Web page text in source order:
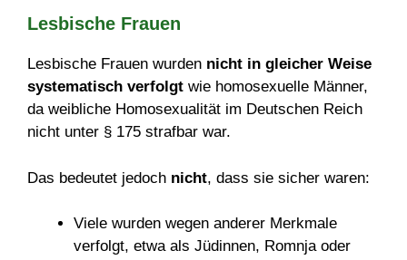
Lesbische Frauen
Lesbische Frauen wurden nicht in gleicher Weise
systematisch verfolgt wie homosexuelle Männer,
da weibliche Homosexualität im Deutschen Reich
nicht unter § 175 strafbar war.
Das bedeutet jedoch nicht, dass sie sicher waren:
Viele wurden wegen anderer Merkmale
verfolgt, etwa als Jüdinnen, Romnja oder